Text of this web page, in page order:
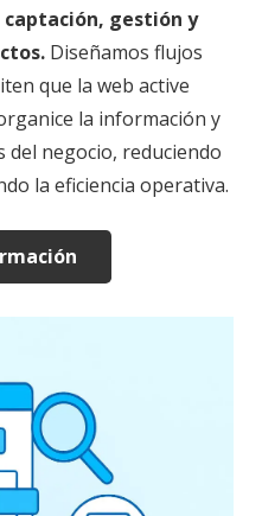
gestión y
Diseñamos flujos
que la web active
la información y
del negocio, reduciendo
la eficiencia operativa.